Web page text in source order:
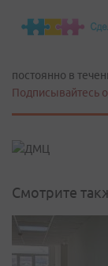
постоянно в
Подписывайтесь
Смотрите